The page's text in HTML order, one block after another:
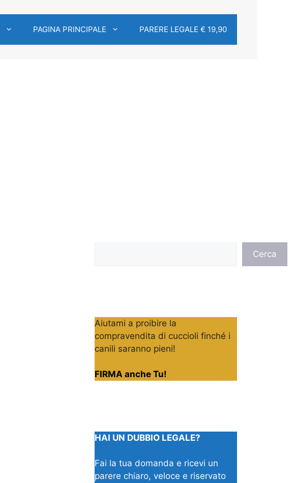
PAGINA PRINCIPALE PARERE LEGALE € 19,90
Cerca
Aiutami a proibire la
compravendita di cuccioli finché i
canili saranno pieni!
FIRMA anche Tu!
HAI UN DUBBIO LEGALE?
Fai la tua domanda e ricevi un
parere chiaro, veloce e riservato